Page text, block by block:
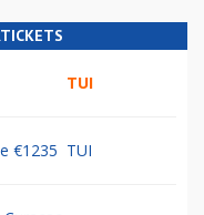
TUI
€1235 TUI